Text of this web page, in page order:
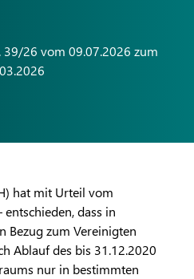
39/26 vom 09.07.2026 zum
hat mit Urteil vom
dass in
Bezug zum Vereinigten
Ablauf des bis 31.12.2020
nur in bestimmten